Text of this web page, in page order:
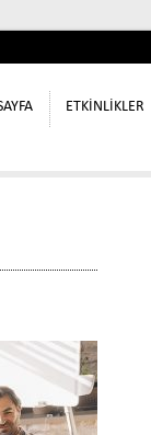
ETKİNLİKLER